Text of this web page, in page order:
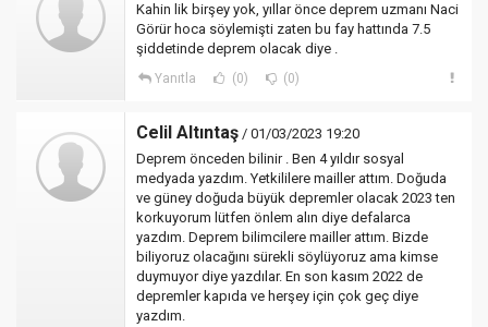
Kahin lik birşey yok, yıllar önce deprem uzmanı Naci
Görür hoca söylemişti zaten bu fay hattında 7.5
şiddetinde deprem olacak diye .
Yanıtla (0) (0)
Celil Altıntaş / 01/03/2023 19:20
Deprem önceden bilinir . Ben 4 yıldır sosyal
medyada yazdım. Yetkililere mailler attım. Doğuda
ve güney doğuda büyük depremler olacak 2023 ten
korkuyorum lütfen önlem alın diye defalarca
yazdım. Deprem bilimcilere mailler attım. Bizde
biliyoruz olacağını sürekli söylüyoruz ama kimse
duymuyor diye yazdılar. En son kasım 2022 de
depremler kapıda ve herşey için çok geç diye
yazdım.